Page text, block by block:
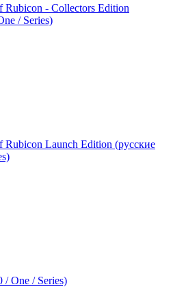
Rubicon - Collectors Edition
/ Series)
Launch Edition (русские
/ One / Series)